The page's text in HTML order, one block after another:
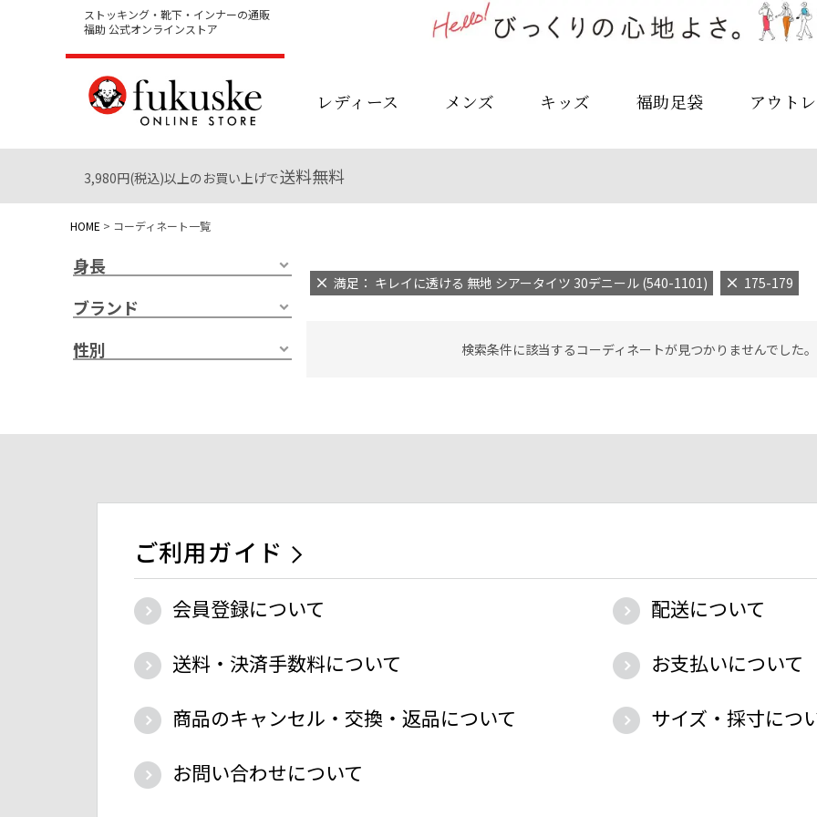
ストッキング・靴下・インナーの通販
福助 公式オンラインストア
レディース メンズ キッズ 福助足袋 アウト
3,980円(税込)以上のお買い上げで送料無料
HOME コーディネート一覧
身長
ブランド
性別
満足： キレイに透ける 無地 シアータイツ 30デニール (540-1101) 175-179
検索条件に該当するコーディネートが見つかりませんでした
ご利用ガイド
会員登録について
配送について
送料・決済手数料について
お支払いについて
商品のキャンセル・交換・返品について
サイズ・採寸につ
お問い合わせについて